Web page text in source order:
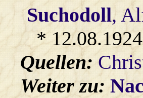
Suchodoll,
*
Quellen:
Weiter zu: